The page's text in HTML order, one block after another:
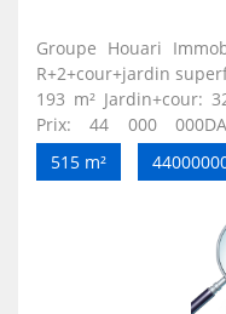
Groupe Houari
R+2+cour+jardin superficie totale: 515 m² superficie Batis:
193 m² Jardin+cour: 322m² Etat juridique: livret foncier
Prix: 44 000 000DA
IBOURACEN une villa bien située sur la RN12 lieu dit
Hellil à IBOURACEN clôturée et fermée avec un grand
convient pour une
☎️Service Commercial : +213
001 374 / +213 (0) 559 674 825
328 Fixe :+213 (0) 34 12
515 m²